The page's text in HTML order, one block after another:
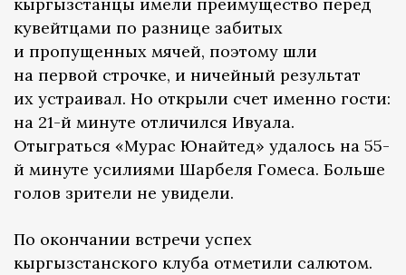
кыргызстанцы имели преимущество перед
кувейтцами по разнице забитых
и пропущенных мячей, поэтому шли
на первой строчке, и ничейный результат
их устраивал. Но открыли счет именно гости:
на 21-й минуте отличился Ивуала.
Отыграться «Мурас Юнайтед» удалось на 55-
й минуте усилиями Шарбеля Гомеса. Больше
голов зрители не увидели.
По окончании встречи успех
кыргызстанского клуба отметили салютом.